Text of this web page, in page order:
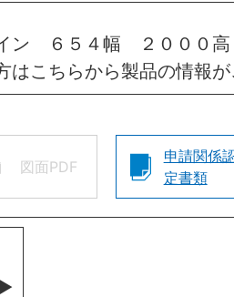
ン ６５４幅 ２０００
こちらから製品の情報が
図面PDF
申請関係
定書類